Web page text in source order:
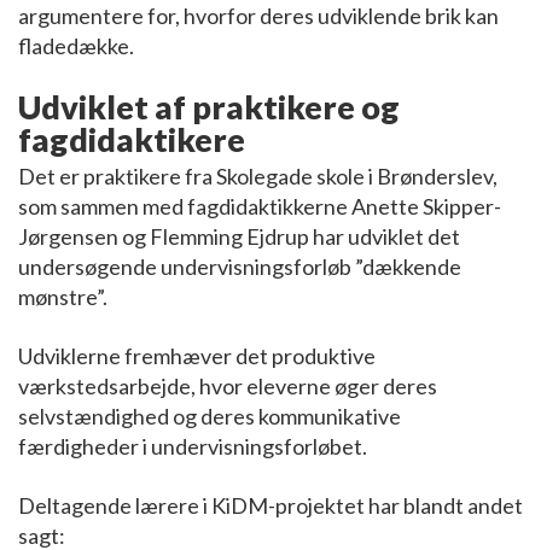
argumentere for, hvorfor deres udviklende brik kan
fladedække.
Udviklet af praktikere og
fagdidaktikere
Det er praktikere fra Skolegade skole i Brønderslev,
som sammen med fagdidaktikkerne Anette Skipper-
Jørgensen og Flemming Ejdrup har udviklet det
undersøgende undervisningsforløb ”dækkende
mønstre”.
Udviklerne fremhæver det produktive
værkstedsarbejde, hvor eleverne øger deres
selvstændighed og deres kommunikative
færdigheder i undervisningsforløbet.
Deltagende lærere i KiDM-projektet har blandt andet
sagt: